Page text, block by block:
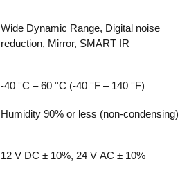
Wide Dynamic Range, Digital noise
reduction, Mirror, SMART IR
-40 °C – 60 °C (-40 °F – 140 °F)
Humidity 90% or less (non-condensing)
12 V DC ± 10%, 24 V AC ± 10%